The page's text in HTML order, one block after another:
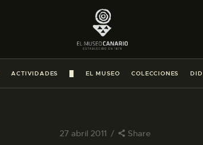
ACTIVIDADES EL MUSEO COLECCIONES
27 abril 2011 Share
LA VISITA